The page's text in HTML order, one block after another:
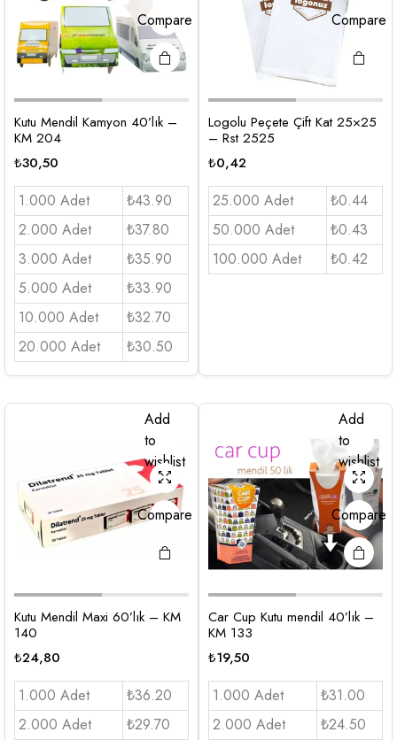
Compare
Kutu Mendil Kamyon 40’lık –
KM 204
₺30,50
1.000 Adet
₺43.90
2.000 Adet
₺37.80
3.000 Adet
₺35.90
5.000 Adet
₺33.90
10.000 Adet
₺32.70
20.000 Adet
₺30.50
Compare
Logolu Peçete Çift Kat 25×25
– Rst 2525
₺0,42
25.000 Adet
₺0.44
50.000 Adet
₺0.43
100.000 Adet
₺0.42
Add
to
wishlist
Compare
Kutu Mendil Maxi 60’lık – KM
140
₺24,80
1.000 Adet
₺36.20
2.000 Adet
₺29.70
Add
to
wishlist
Compare
Car Cup Kutu mendil 40’lık –
KM 133
₺19,50
1.000 Adet
₺31.00
2.000 Adet
₺24.50